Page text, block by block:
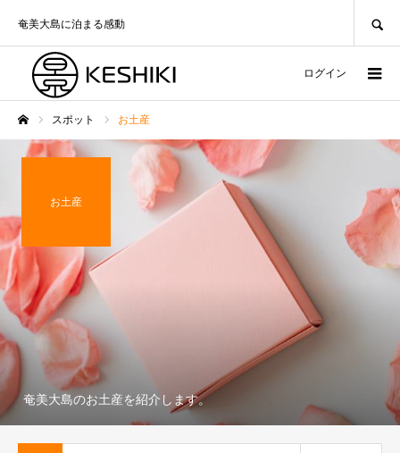
奄美大島に泊まる感動
ログイン
スポット お土産
お土産
奄美大島のお土産を紹介します。